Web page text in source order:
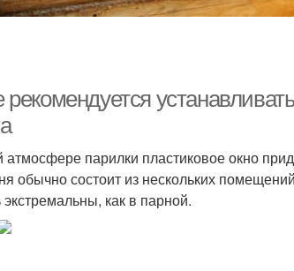
парилки пластиковое окно
обычно состоит из нескольких
как в парной.